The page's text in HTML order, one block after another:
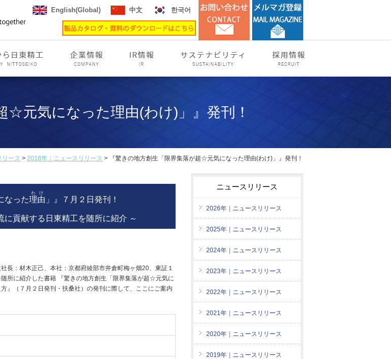
English(Global) 中文 한국어
☆元気になった理由(わけ)」』発刊！
リース > 2018年｜ニュースリリース > 『驚きの地方創生「限界集落が超☆元気になった理由(わけ)」』発刊！
なった理由
わけ
」』７月２日発刊！
貢献する日東精工を随所に紹介 ～
長：材木正己、本社：京都府綾部市井倉町梅ヶ畑20、東証１
所に紹介した書籍 『驚きの地方創生「限界集落が超☆元気に
』（７月２日発刊・扶桑社）の発刊に際して、ここにご案内
ニュースリリース
2026年｜ニュースリリース
2025年｜ニュースリリース
2024年｜ニュースリリース
2023年｜ニュースリリース
2022年｜ニュースリリース
2021年｜ニュースリリース
2020年｜ニュースリリース
2019年｜ニュースリリース